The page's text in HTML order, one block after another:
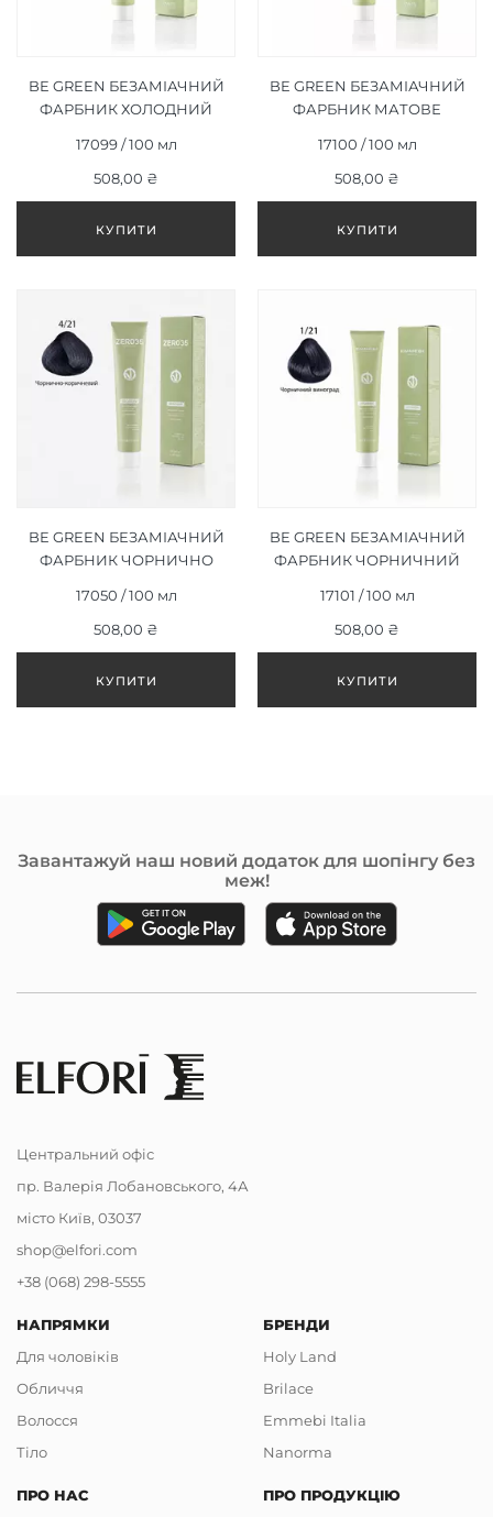
BE GREEN БЕЗАМІАЧНИЙ
ФАРБНИК ХОЛОДНИЙ
100ML
17099 / 100 мл
508,00 ₴
BE GREEN БЕЗАМІАЧНИЙ
ФАРБНИК МАТОВЕ
100ML
17100 / 100 мл
508,00 ₴
BE GREEN БЕЗАМІАЧНИЙ
ФАРБНИК ЧОРНИЧНО
17050 / 100 мл
508,00 ₴
BE GREEN БЕЗАМІАЧНИЙ
ФАРБНИК ЧОРНИЧНИЙ
17101 / 100 мл
508,00 ₴
Завантажуй наш новий додаток для шопінгу без
меж!
Центральний офіс
пр. Валерія Лобановського, 4А
місто Київ, 03037
shop@elfori.com
+38 (068) 298-5555
НАПРЯМКИ
Для чоловіків
Обличчя
Волосся
Тіло
БРЕНДИ
Holy Land
Brilace
Emmebi Italia
Nanorma
ПРО НАС ПРО ПРОДУКЦІЮ